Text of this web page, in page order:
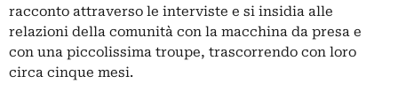
racconto attraverso le interviste e si insidia alle
relazioni della comunità con la macchina da presa e
con una piccolissima troupe, trascorrendo con loro
circa cinque mesi.